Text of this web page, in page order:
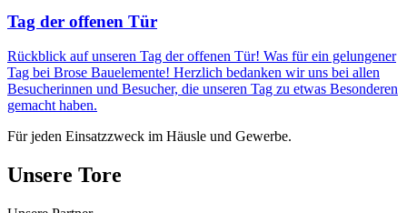
Tag der offenen Tür
Rückblick auf unseren Tag der offenen Tür! Was für ein gelungener
Tag bei Brose Bauelemente! Herzlich bedanken wir uns bei allen
Besucherinnen und Besucher, die unseren Tag zu etwas Besonderen
gemacht haben.
Für jeden Einsatzzweck im Häusle und Gewerbe.
Unsere Tore